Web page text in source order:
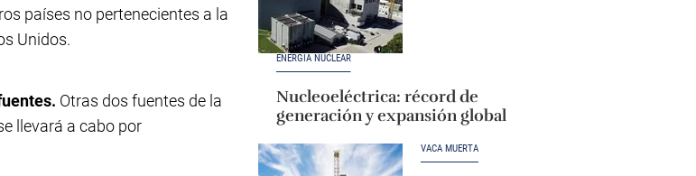
países no pertenecientes a la
Unidos.
Otras dos fuentes de la
llevará a cabo por
ENERGÍA NUCLEAR
Nucleoeléctrica: récord de
generación y expansión global
VACA MUERTA